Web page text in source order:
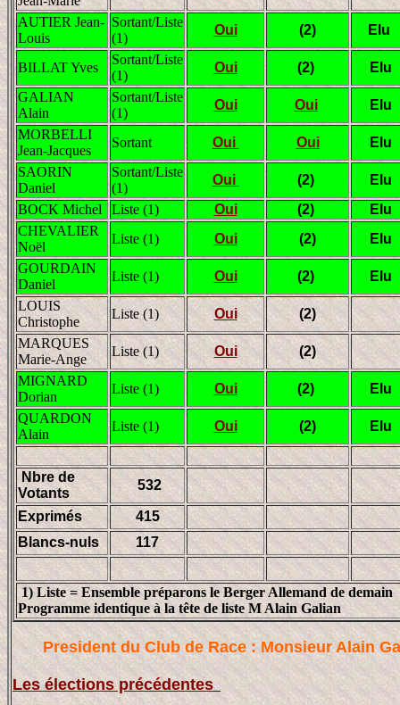
AUTIER Jean-
Louis
Sortant/Liste
(1)
Oui (2) Elu
BILLAT Yves
Sortant/Liste
(1)
Oui (2)
Elu
GALIAN
Alain
Sortant/Liste
(1)
Oui Oui
Elu
MORBELLI
Jean-Jacques
Sortant Oui Oui
Elu
SAORIN
Daniel
Sortant/Liste
(1)
Oui (2)
Elu
BOCK Michel
Liste (1) Oui (2)
Elu
CHEVALIER
Noël
Liste (1) Oui (2)
Elu
GOURDAIN
Daniel
Liste (1) Oui (2)
Elu
LOUIS
Christophe
Liste (1) Oui
(2)
MARQUES
Marie-Ange
Liste (1) Oui
(2)
MIGNARD
Dorian
Liste (1) Oui (2)
Elu
QUARDON
Alain
Liste (1) Oui (2) Elu
Nbre de
Votants
532
Exprimés
415
Blancs-nuls
117
1) Liste = Ensemble préparons le Berger Allemand de demain
Programme identique à la tête de liste M Alain Galian
President du Club de Race : Monsieur Alain
Les élections précédentes